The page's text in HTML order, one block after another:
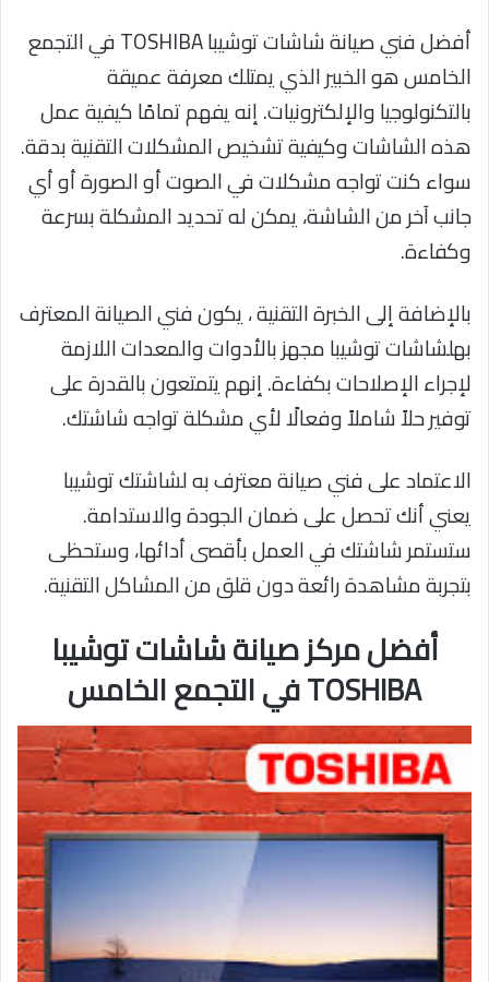
أفضل فني صيانة شاشات توشيبا TOSHIBA في التجمع
الخامس هو الخبير الذي يمتلك معرفة عميقة
بالتكنولوجيا والإلكترونيات. إنه يفهم تمامًا كيفية عمل
هذه الشاشات وكيفية تشخيص المشكلات التقنية بدقة.
سواء كنت تواجه مشكلات في الصوت أو الصورة أو أي
جانب آخر من الشاشة، يمكن له تحديد المشكلة بسرعة
وكفاءة.
بالإضافة إلى الخبرة التقنية ، يكون فني الصيانة المعترف
بهلشاشات توشيبا مجهز بالأدوات والمعدات اللازمة
لإجراء الإصلاحات بكفاءة. إنهم يتمتعون بالقدرة على
توفير حلاً شاملاً وفعالًا لأي مشكلة تواجه شاشتك.
الاعتماد على فني صيانة معترف به لشاشتك توشيبا
يعني أنك تحصل على ضمان الجودة والاستدامة.
ستستمر شاشتك في العمل بأقصى أدائها، وستحظى
بتجربة مشاهدة رائعة دون قلق من المشاكل التقنية.
أفضل مركز صيانة شاشات توشيبا
TOSHIBA في التجمع الخامس